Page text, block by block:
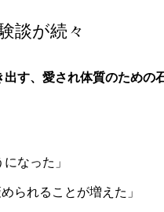
談が続々
出す、愛され体質のための
なった」
められることが増えた」